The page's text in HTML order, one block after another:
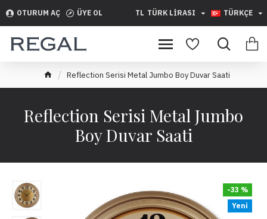
OTURUM AÇ ÜYE OL TL TÜRK LIRASI TÜRKÇE
Reflection Serisi Metal Jumbo Boy Duvar Saati
Reflection Serisi Metal Jumbo
Boy Duvar Saati
Yeni
-33 %